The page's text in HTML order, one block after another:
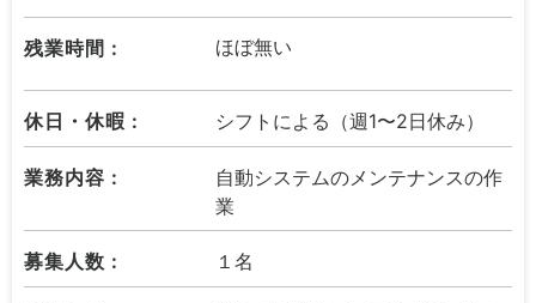
残業時間 : ほぼ無い
休日・休暇 : シフトによる（週1〜2日休み）
業務内容 :
自動システムのメンテナンスの作
業
募集人数 : １名